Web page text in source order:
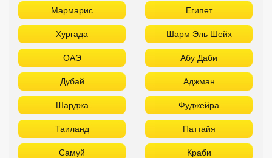
Мармарис Египет
Хургада Шарм Эль Шейх
ОАЭ Абу Даби
Дубай Аджман
Шарджа Фуджейра
Таиланд Паттайя
Самуй Краби